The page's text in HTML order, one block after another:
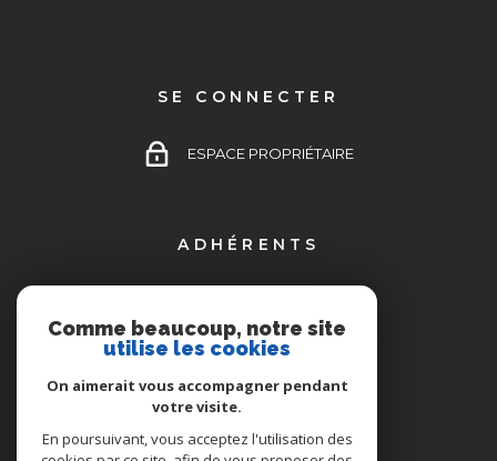
SE CONNECTER
ESPACE PROPRIÉTAIRE
ADHÉRENTS
Comme beaucoup, notre site
utilise les cookies
On aimerait vous accompagner pendant
votre visite.
En poursuivant, vous acceptez l'utilisation des